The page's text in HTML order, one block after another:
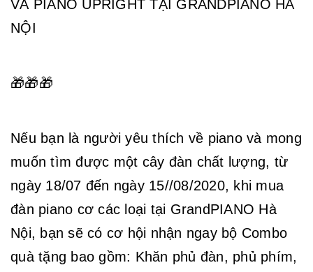
VÀ PIANO UPRIGHT TẠI GRANDPIANO HÀ
NỘI
🎁🎁🎁
Nếu bạn là người yêu thích về piano và mong
muốn tìm được một cây đàn chất lượng, từ
ngày 18/07 đến ngày 15//08/2020, khi mua
đàn piano cơ các loại tại GrandPIANO Hà
Nội, bạn sẽ có cơ hội nhận ngay bộ Combo
quà tặng bao gồm: Khăn phủ đàn, phủ phím,